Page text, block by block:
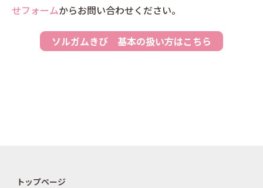
せフォームからお問い合わせください。
ソルガムきび 基本の扱い方はこちら
トップページ